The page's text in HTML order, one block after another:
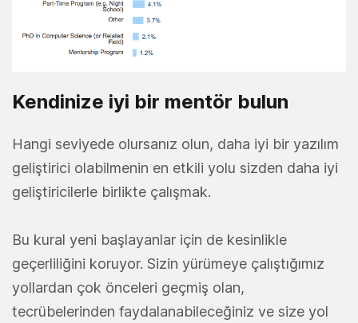
Kendinize iyi bir mentör bulun
Hangi seviyede olursanız olun, daha iyi bir yazılım
geliştirici olabilmenin en etkili yolu sizden daha iyi
geliştiricilerle birlikte çalışmak.
Bu kural yeni başlayanlar için de kesinlikle
geçerliliğini koruyor. Sizin yürümeye çalıştığımız
yollardan çok önceleri geçmiş olan,
tecrübelerinden faydalanabileceğiniz ve size yol